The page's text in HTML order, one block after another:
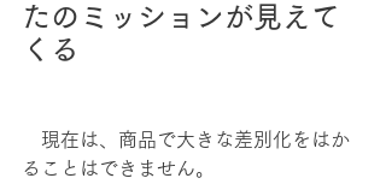
たのミッションが見えて
くる
現在は、商品で大きな差別化をはか
ることはできません。